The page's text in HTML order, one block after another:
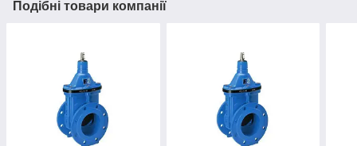
Подібні товари компанії